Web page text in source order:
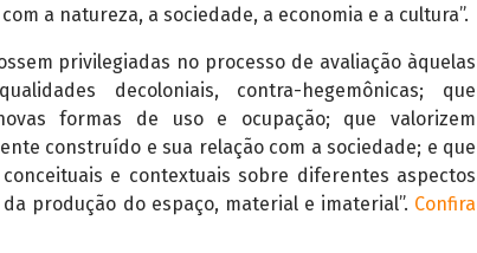
a natureza, a sociedade, a economia e a cultura”.
privilegiadas no processo de avaliação àquelas
decoloniais, contra-hegemônicas; que
formas de uso e ocupação; que valorizem
construído e sua relação com a sociedade; e que
e contextuais sobre diferentes aspectos
produção do espaço, material e imaterial”. Confira